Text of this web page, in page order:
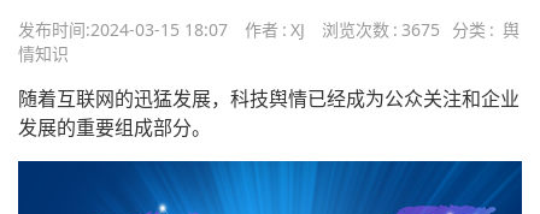
发布时间:2024-03-15 18:07 作者 : XJ 浏览次数 : 3675 分类 : 舆
情知识
随着互联网的迅猛发展，科技舆情已经成为公众关注和企业
发展的重要组成部分。